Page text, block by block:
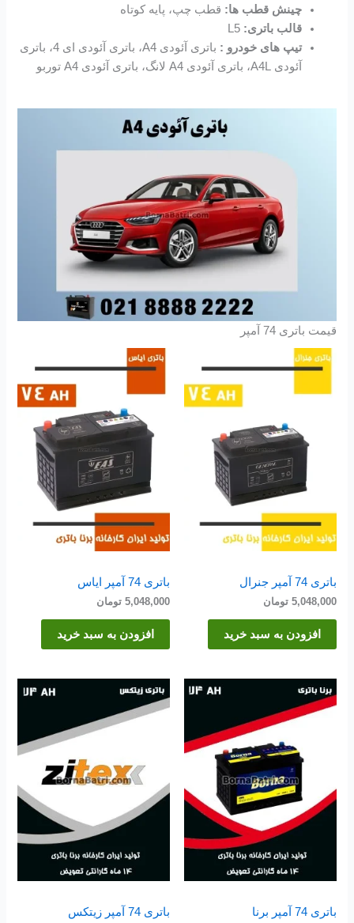
چینش قطب ها: قطب چپ، پایه کوتاه
قالب باتری: L5
تیپ های خودرو :
باتری آئودی A4، باتری آئودی ای 4، باتری
آئودی A4L، باتری آئودی A4 لانگ، باتری آئودی A4 توربو
قیمت باتری 74 آمپر
باتری 74 آمپر جنرال
5,048,000 تومان
افزودن به سبد خرید
باتری 74 آمپر ایاس
5,048,000 تومان
افزودن به سبد خرید
باتری 74 آمپر برنا باتری 74 آمپر زیتکس